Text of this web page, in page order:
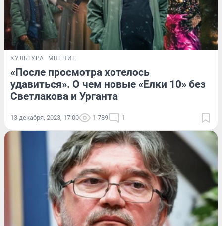
КУЛЬТУРА МНЕНИЕ
«После просмотра хотелось
удавиться». О чем новые «Елки 10» без
Светлакова и Урганта
13 декабря, 2023, 17:00 1 789 1